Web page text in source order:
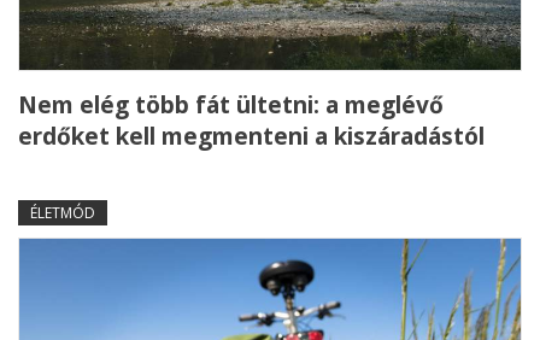
Nem elég több fát ültetni: a meglévő
erdőket kell megmenteni a kiszáradástól
ÉLETMÓD